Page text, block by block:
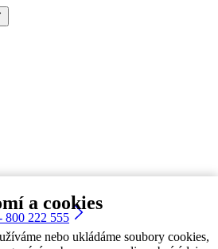
a cookies
nebo ukládáme soubory cookies,
800 222 555